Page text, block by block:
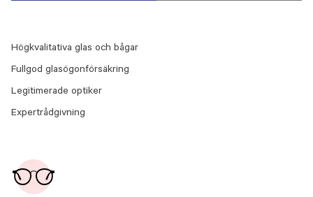
Högkvalitativa glas och bågar
Fullgod glasögonförsäkring
Legitimerade optiker
Expertrådgivning